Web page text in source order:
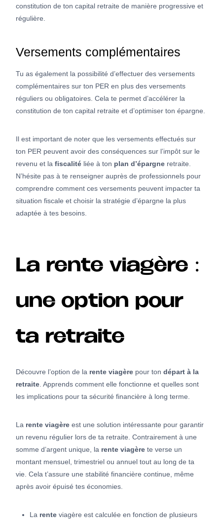
constitution de ton capital retraite de manière progressive et
régulière.
Versements complémentaires
Tu as également la possibilité d’effectuer des versements
complémentaires sur ton PER en plus des versements
réguliers ou obligatoires. Cela te permet d’accélérer la
constitution de ton capital retraite et d’optimiser ton épargne.
Il est important de noter que les versements effectués sur
ton PER peuvent avoir des conséquences sur l’impôt sur le
revenu et la fiscalité liée à ton plan d’épargne retraite.
N’hésite pas à te renseigner auprès de professionnels pour
comprendre comment ces versements peuvent impacter ta
situation fiscale et choisir la stratégie d’épargne la plus
adaptée à tes besoins.
La rente viagère :
une option pour
ta retraite
Découvre l’option de la rente viagère pour ton départ à la
retraite . Apprends comment elle fonctionne et quelles sont
les implications pour ta sécurité financière à long terme.
La rente viagère est une solution intéressante pour garantir
un revenu régulier lors de ta retraite. Contrairement à une
somme d’argent unique, la rente viagère te verse un
montant mensuel, trimestriel ou annuel tout au long de ta
vie. Cela t’assure une stabilité financière continue, même
après avoir épuisé tes économies.
La rente viagère est calculée en fonction de plusieurs